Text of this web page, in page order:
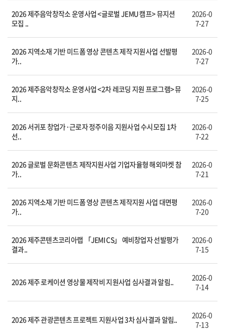
2026 제주음악창작소 운영사업 <글로벌 JEMU 캠프> 뮤지션
모집 ..
2026-0
7-27
2026 지역소재 기반 미드폼 영상 콘텐츠 제작 지원사업 선발평
가..
2026-0
7-27
2026 제주음악창작소 운영사업 <2차 레코딩 지원 프로그램> 뮤
지..
2026-0
7-25
2026 서귀포 창업가·근로자 정주이음 지원사업 수시모집 1차
선..
2026-0
7-22
2026 글로벌 문화콘텐츠 제작지원사업 기업자율형 해외마켓 참
가..
2026-0
7-21
2026 지역소재 기반 미드폼 영상 콘텐츠 제작지원 사업 대면평
가..
2026-0
7-20
2026 제주콘텐츠코리아랩 「JEMI CS」 예비창업자 선발평가
결과..
2026-0
7-15
2026 제주 로케이션 영상물 제작비 지원사업 심사결과 알림..
2026-0
7-14
2026 제주 관광콘텐츠 프로젝트 지원사업 3차 심사결과 알림..
2026-0
7-13